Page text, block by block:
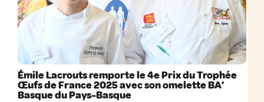
Émile Lacrouts remporte le 4e Prix du Trophée
Œufs de France 2025 avec son omelette BA’
Basque du Pays-Basque